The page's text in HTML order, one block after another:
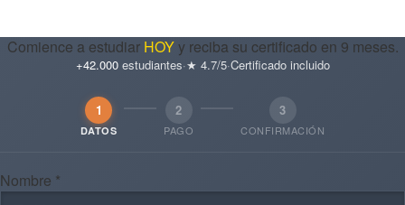
Comience a estudiar HOYy reciba su certificado en 9 meses.
+42.000estudiantes·★ 4.7/5·Certificado incluido
1
DATOS
2
PAGO
3
CONFIRMACIÓN
Nombre *